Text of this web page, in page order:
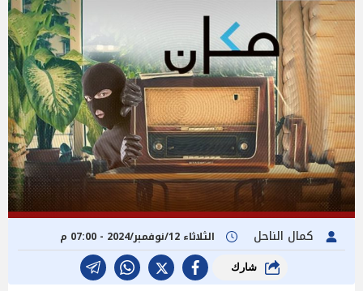
كمال الناحل الثلاثاء 12/نوفمبر/2024 - 07:00 م
شارك